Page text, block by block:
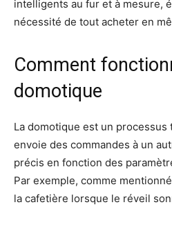
intelligents au fur et à mesure,
nécessité de tout acheter en
Comment
domotique
La domotique est un processus
envoie des commandes à un
précis en fonction des
Par exemple, comme
la cafetière lorsque le réveil